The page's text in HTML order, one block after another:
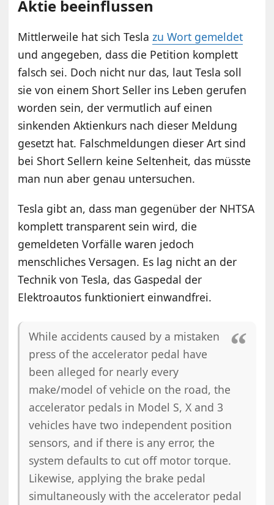
Aktie beeinflussen
Mittlerweile hat sich Teslazu Wort gemeldet
und angegeben, dass die Petition komplett
falsch sei. Doch nicht nur das, laut Tesla soll
sie von einem Short Seller ins Leben gerufen
worden sein, der vermutlich auf einen
sinkenden Aktienkurs nach dieser Meldung
gesetzt hat. Falschmeldungen dieser Art sind
bei Short Sellern keine Seltenheit, das müsste
man nun aber genau untersuchen.
Tesla gibt an, dass man gegenüber der NHTSA
komplett transparent sein wird, die
gemeldeten Vorfälle waren jedoch
menschliches Versagen. Es lag nicht an der
Technik von Tesla, das Gaspedal der
Elektroautos funktioniert einwandfrei.
While accidents caused by a mistaken
press of the accelerator pedal have
been alleged for nearly every
make/model of vehicle on the road, the
accelerator pedals in Model S, X and 3
vehicles have two independent position
sensors, and if there is any error, the
system defaults to cut off motor torque.
Likewise, applying the brake pedal
simultaneously with the accelerator pedal